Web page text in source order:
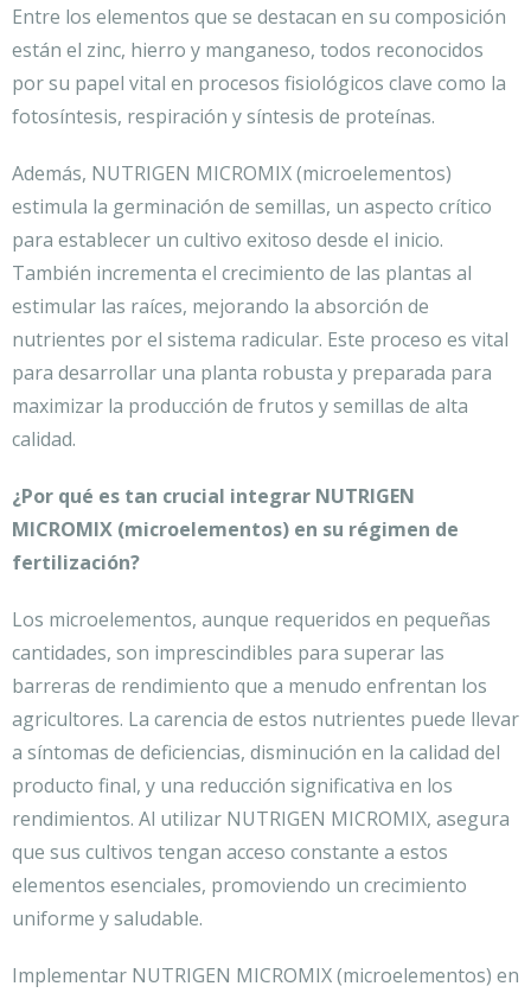
Entre los elementos que se destacan en su composición
están el zinc, hierro y manganeso, todos reconocidos
por su papel vital en procesos fisiológicos clave como la
fotosíntesis, respiración y síntesis de proteínas.
Además, NUTRIGEN MICROMIX (microelementos)
estimula la germinación de semillas, un aspecto crítico
para establecer un cultivo exitoso desde el inicio.
También incrementa el crecimiento de las plantas al
estimular las raíces, mejorando la absorción de
nutrientes por el sistema radicular. Este proceso es vital
para desarrollar una planta robusta y preparada para
maximizar la producción de frutos y semillas de alta
calidad.
¿Por qué es tan crucial integrar NUTRIGEN
MICROMIX (microelementos) en su régimen de
fertilización?
Los microelementos, aunque requeridos en pequeñas
cantidades, son imprescindibles para superar las
barreras de rendimiento que a menudo enfrentan los
agricultores. La carencia de estos nutrientes puede llevar
a síntomas de deficiencias, disminución en la calidad del
producto final, y una reducción significativa en los
rendimientos. Al utilizar NUTRIGEN MICROMIX, asegura
que sus cultivos tengan acceso constante a estos
elementos esenciales, promoviendo un crecimiento
uniforme y saludable.
Implementar NUTRIGEN MICROMIX (microelementos) en